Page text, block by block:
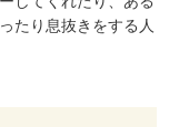
たり息抜きをする人